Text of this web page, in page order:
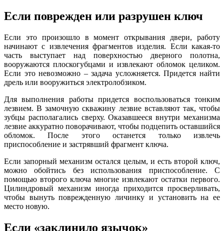
Если поврежден или разрушен ключ
Если это произошло в момент открывания двери, работу
начинают с извлечения фрагментов изделия. Если какая-то
часть выступает над поверхностью дверного полотна,
вооружаются плоскогубцами и извлекают обломок целиком.
Если это невозможно – задача усложняется. Придется найти
дрель или вооружиться электролобзиком.
Для выполнения работы придется воспользоваться тонким
лезвием. В замочную скважину лезвие вставляют так, чтобы
зубцы располагались сверху. Оказавшееся внутри механизма
лезвие аккуратно поворачивают, чтобы подцепить оставшийся
обломок. После этого останется только извлечь
приспособление и застрявший фрагмент ключа.
Если запорный механизм остался целым, и есть второй ключ,
можно обойтись без использования приспособление. С
помощью второго ключа многие извлекают остатки первого.
Цилиндровый механизм иногда приходится просверливать,
чтобы вынуть поврежденную личинку и установить на ее
место новую.
Если «заклинило язычок»